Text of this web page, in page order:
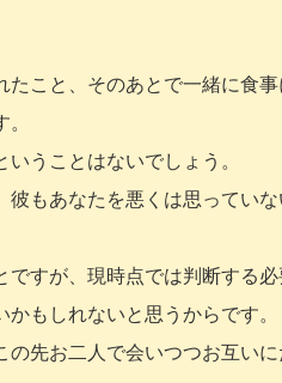
こと、そのあとで一緒に食
うことはないでしょう。
もあなたを悪くは思っていな
すが、現時点では判断する必
もしれないと思うからです。
先お二人で会いつつお互い